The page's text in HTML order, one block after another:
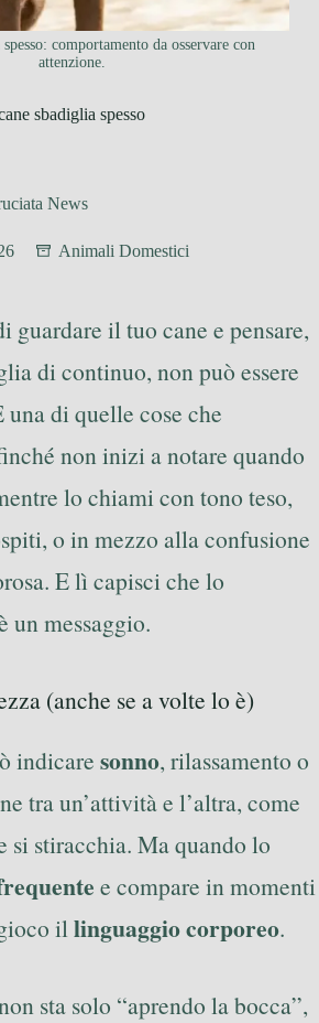
comportamento da osservare con
attenzione.
sbadiglia spesso
News
Animali Domestici
guardare il tuo cane e pensare,
di continuo, non può essere
una di quelle cose che
non inizi a notare quando
lo chiami con tono teso,
o in mezzo alla confusione
E lì capisci che lo
un messaggio.
(anche se a volte lo è)
indicare sonno, rilassamento o
tra un’attività e l’altra, come
si stiracchia. Ma quando lo
e compare in momenti
illinguaggio corporeo.
sta solo “aprendo la bocca”,